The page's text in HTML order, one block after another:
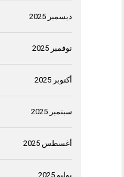
ديسمبر 2025
نوفمبر 2025
أكتوبر 2025
سبتمبر 2025
أغسطس 2025
يوليو 2025